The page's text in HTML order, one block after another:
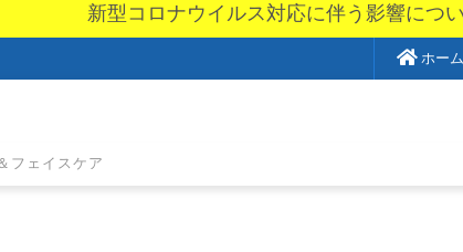
新型コロナウイルス対応に伴う影響につ
ホーム
フェイスケア